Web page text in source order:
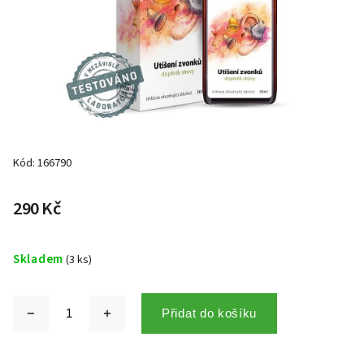
Kód: 166790
290 Kč
Skladem (3 ks)
Přidat do košíku